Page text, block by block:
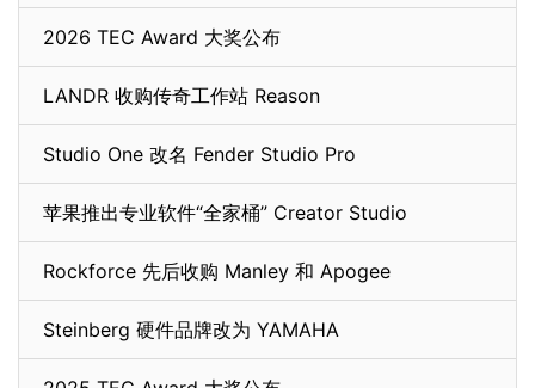
2026 TEC Award 大奖公布
LANDR 收购传奇工作站 Reason
Studio One 改名 Fender Studio Pro
苹果推出专业软件“全家桶” Creator Studio
Rockforce 先后收购 Manley 和 Apogee
Steinberg 硬件品牌改为 YAMAHA